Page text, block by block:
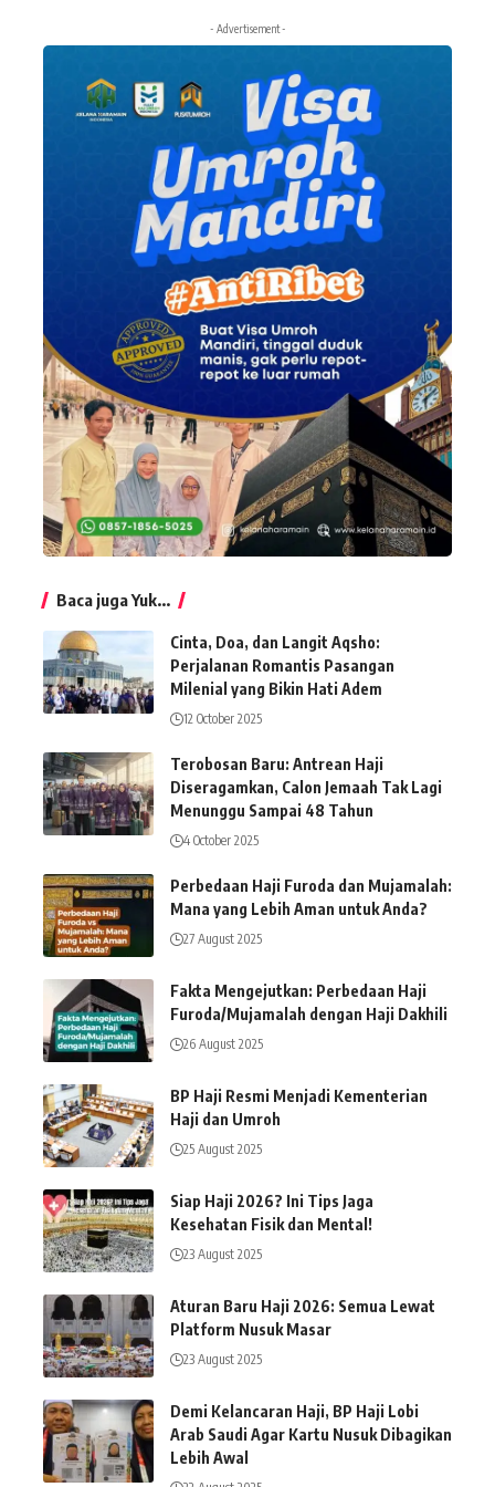
- Advertisement -
Baca juga Yuk...
Cinta, Doa, dan Langit Aqsho:
Perjalanan Romantis Pasangan
Milenial yang Bikin Hati Adem
12 October 2025
Terobosan Baru: Antrean Haji
Diseragamkan, Calon Jemaah Tak Lagi
Menunggu Sampai 48 Tahun
4 October 2025
Perbedaan Haji Furoda dan Mujamalah:
Mana yang Lebih Aman untuk Anda?
27 August 2025
Fakta Mengejutkan: Perbedaan Haji
Furoda/Mujamalah dengan Haji Dakhili
26 August 2025
BP Haji Resmi Menjadi Kementerian
Haji dan Umroh
25 August 2025
Siap Haji 2026? Ini Tips Jaga
Kesehatan Fisik dan Mental!
23 August 2025
Aturan Baru Haji 2026: Semua Lewat
Platform Nusuk Masar
23 August 2025
Demi Kelancaran Haji, BP Haji Lobi
Arab Saudi Agar Kartu Nusuk Dibagikan
Lebih Awal